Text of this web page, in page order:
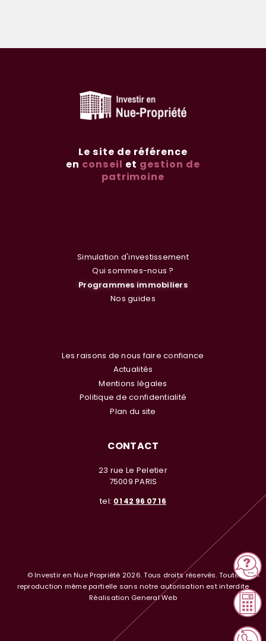
Le site de référence
en conseil et gestion de
patrimoine
Simulation d'investissement
Qui sommes-nous ?
Programmes immobiliers
Nos guides
Les raisons de nous faire confiance
Actualités
Mentions légales
Politique de confidentialité
Plan du site
CONTACT
23 rue Le Peletier
75009 PARIS
tel: 01 42 96 07 16
© Investir en Nue Propriété 2026. Tous droits réservés. Toute
reproduction même partielle sans notre autorisation est interdite
Réalisation General Web